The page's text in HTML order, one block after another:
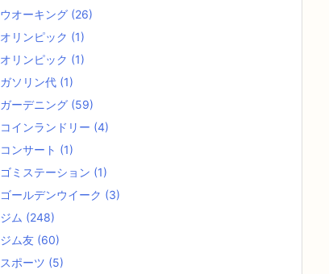
ウオーキング (26)
オリンピック (1)
オリンピック (1)
ガソリン代 (1)
ガーデニング (59)
コインランドリー (4)
コンサート (1)
ゴミステーション (1)
ゴールデンウイーク (3)
ジム (248)
ジム友 (60)
スポーツ (5)